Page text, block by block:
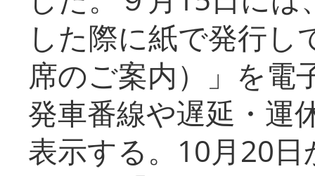
した際に紙で発行し
席のご案内）」を電
発車番線や遅延・運
表示する。10月20